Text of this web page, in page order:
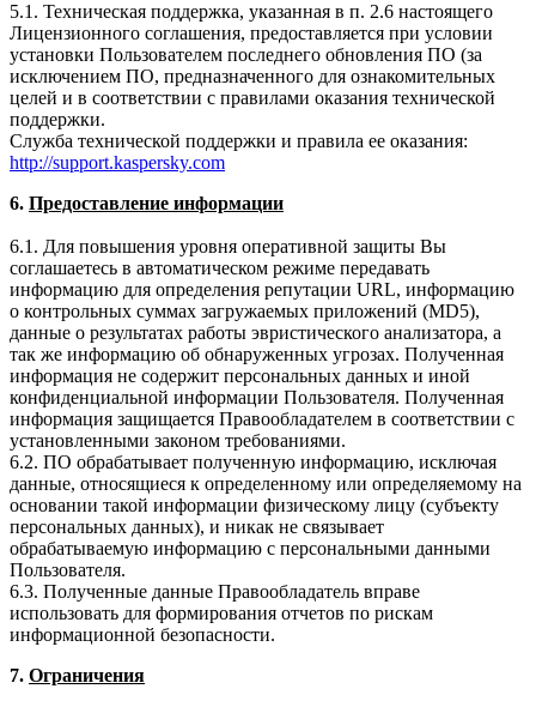
5.1. Техническая поддержка, указанная в п. 2.6 настоящего
Лицензионного соглашения, предоставляется при условии
установки Пользователем последнего обновления ПО (за
исключением ПО, предназначенного для ознакомительных
целей и в соответствии с правилами оказания технической
поддержки.
Служба технической поддержки и правила ее оказания:
http://support.kaspersky.com
6. Предоставление информации
6.1. Для повышения уровня оперативной защиты Вы
соглашаетесь в автоматическом режиме передавать
информацию для определения репутации URL, информацию
о контрольных суммах загружаемых приложений (MD5),
данные о результатах работы эвристического анализатора, а
так же информацию об обнаруженных угрозах. Полученная
информация не содержит персональных данных и иной
конфиденциальной информации Пользователя. Полученная
информация защищается Правообладателем в соответствии с
установленными законом требованиями.
6.2. ПО обрабатывает полученную информацию, исключая
данные, относящиеся к определенному или определяемому на
основании такой информации физическому лицу (субъекту
персональных данных), и никак не связывает
обрабатываемую информацию с персональными данными
Пользователя.
6.3. Полученные данные Правообладатель вправе
использовать для формирования отчетов по рискам
информационной безопасности.
7. Ограничения